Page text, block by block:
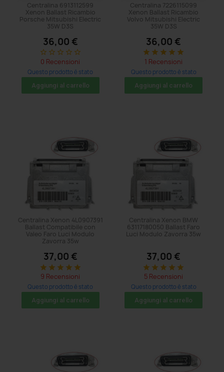
Centralina 6913112599
Xenon Ballast Ricambio
Porsche Mitsubishi Electric
35W D3S
36,00 €
star_border star_border star_border star_border star_border
0 Recensioni
Questo prodotto è stato
acquistato: 5 volte
Aggiungi al carrello
Centralina 7226115099
Xenon Ballast Ricambio
Volvo Mitsubishi Electric
35W D3S
36,00 €
star star star star star
1 Recensioni
Questo prodotto è stato
acquistato: 29 volte
Aggiungi al carrello
Centralina Xenon 4L0907391
Ballast Compatibile con
Valeo Faro Luci Modulo
Zavorra 35w
37,00 €
star star star star star
9 Recensioni
Questo prodotto è stato
acquistato: 110 volte
Aggiungi al carrello
Centralina Xenon BMW
63117180050 Ballast Faro
Luci Modulo Zavorra 35w
37,00 €
star star star star star
5 Recensioni
Questo prodotto è stato
acquistato: 227 volte
Aggiungi al carrello